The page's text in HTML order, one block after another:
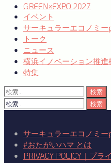
GREEN×EXPO 2027
イベント
サーキュラーエコノミー
トーク
ニュース
横浜イノベーション推進
特集
検
索:
検
サーキュラーエコノミー
#おたがいハマ とは
PRIVACY POLICY｜プラ